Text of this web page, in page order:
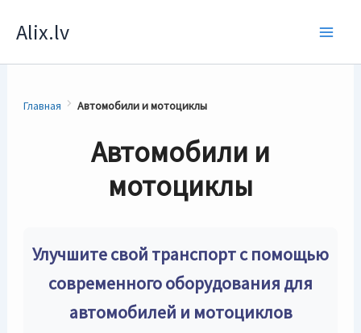
Alix.lv
Главная Автомобили и мотоциклы
Автомобили и
мотоциклы
Улучшите свой транспорт с помощью
современного оборудования для
автомобилей и мотоциклов